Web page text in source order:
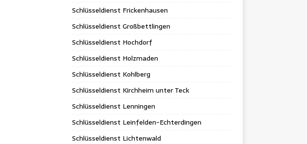
Schlüsseldienst Frickenhausen
Schlüsseldienst Großbettlingen
Schlüsseldienst Hochdorf
Schlüsseldienst Holzmaden
Schlüsseldienst Kohlberg
Schlüsseldienst Kirchheim unter Teck
Schlüsseldienst Lenningen
Schlüsseldienst Leinfelden-Echterdingen
Schlüsseldienst Lichtenwald